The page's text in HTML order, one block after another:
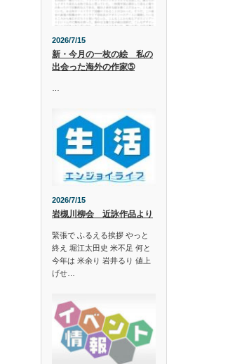
2026/7/15
新・今月の一枚の絵 私の
出会った海外の作家➄
2026/7/15
岩槻川柳会 近詠作品より
緊張で ふるえる挨拶 やっと
終え 堀江太田史 米不足 何と
今年は 米余り 岩井るり 値上
げせ…